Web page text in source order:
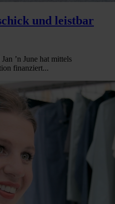
und leistbar
’n June hat mittels
finanziert...